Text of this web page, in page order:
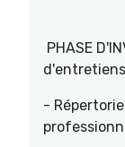
PHASE
-